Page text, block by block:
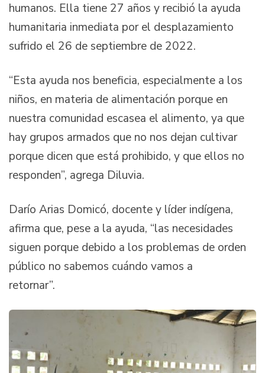
humanos. Ella tiene 27 años y recibió la ayuda
humanitaria inmediata por el desplazamiento
sufrido el 26 de septiembre de 2022.
“Esta ayuda nos beneficia, especialmente a los
niños, en materia de alimentación porque en
nuestra comunidad escasea el alimento, ya que
hay grupos armados que no nos dejan cultivar
porque dicen que está prohibido, y que ellos no
responden”, agrega Diluvia.
Darío Arias Domicó, docente y líder indígena,
afirma que, pese a la ayuda, “las necesidades
siguen porque debido a los problemas de orden
público no sabemos cuándo vamos a
retornar”.